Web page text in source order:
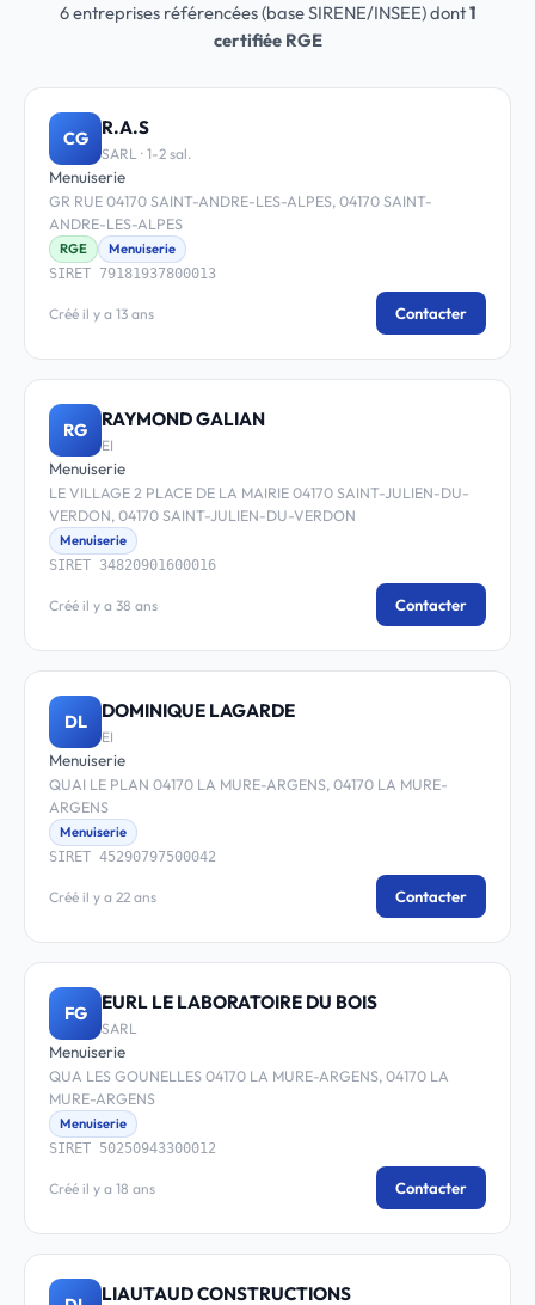
6 entreprises référencées (base SIRENE/INSEE) dont1
certifiée RGE
CG R.A.S
SARL · 1-2 sal.
Menuiserie
GR RUE 04170 SAINT-ANDRE-LES-ALPES, 04170 SAINT-
ANDRE-LES-ALPES
RGE
Menuiserie
SIRET 79181937800013
Créé il y a 13 ans Contacter
RG RAYMOND GALIAN
EI
Menuiserie
LE VILLAGE 2 PLACE DE LA MAIRIE 04170 SAINT-JULIEN-DU-
VERDON, 04170 SAINT-JULIEN-DU-VERDON
Menuiserie
SIRET 34820901600016
Créé il y a 38 ans Contacter
DL DOMINIQUE LAGARDE
EI
Menuiserie
QUAI LE PLAN 04170 LA MURE-ARGENS, 04170 LA MURE-
ARGENS
Menuiserie
SIRET 45290797500042
Créé il y a 22 ans Contacter
FG EURL LE LABORATOIRE DU BOIS
SARL
Menuiserie
QUA LES GOUNELLES 04170 LA MURE-ARGENS, 04170 LA
MURE-ARGENS
Menuiserie
SIRET 50250943300012
Créé il y a 18 ans Contacter
LIAUTAUD CONSTRUCTIONS